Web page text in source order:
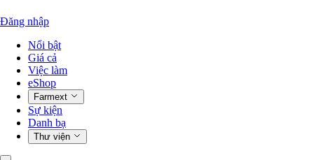
Đăng nhập
Nổi bật
Giá cả
Việc làm
eShop
Farmext
Sự kiện
Danh bạ
Thư viện